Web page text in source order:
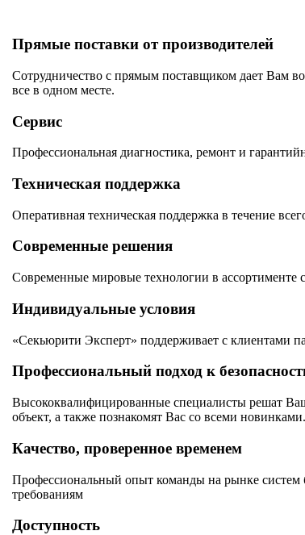
Прямые поставки от производителей
Сотрудничество с прямым поставщиком дает Вам
все в одном месте.
Сервис
Профессиональная диагностика, ремонт и
Техническая поддержка
Оперативная техническая поддержка в течение
Современные решения
Современные мировые технологии в ассортименте
Индивидуальные условия
«Секьюрити Эксперт» поддерживает с клиентами
Профессиональный подход к
Высококвалифицированные специалисты решат
объект, а также познакомят Вас со всеми новинками.
Качество, проверенное временем
Профессиональный опыт команды на рынке систем
требованиям
Доступность